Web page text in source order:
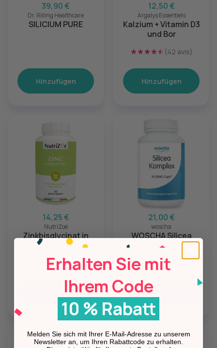
39,90 €
Dr. Rilling Healthcare
SILICIUM PURE
Hinzufügen
12,50 €
Argalys Essentiels
Kalzium + Vitamin D3
und Bor
(42 avis)
Hinzufügen
14,25 €
NutriZoé
Zinkbisglycinat in
Kapseln
(12 avis)
Hinzufügen
21,00 €
woscha
WOSCHA Silicea
Komplex
Hinzufügen
Erhalten Sie mit
Ihrem Code
10 % Rabatt
Melden Sie sich mit Ihrer E-Mail-Adresse zu unserem
Newsletter an, um Ihren Rabattcode zu erhalten.